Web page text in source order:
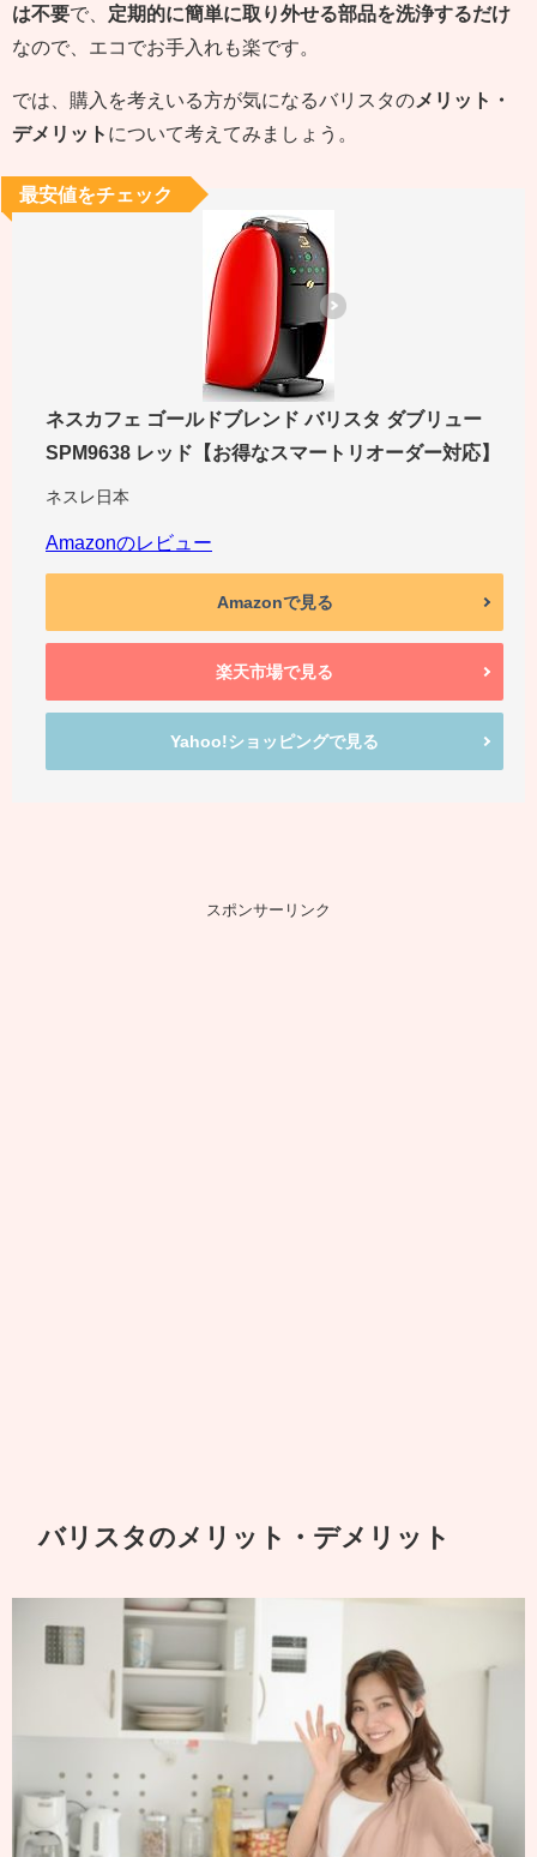
は不要で、 定期的に簡単に取り外せる部品を洗浄するだけ
なので、エコでお手入れも楽です。
では、購入を考えいる方が気になるバリスタの メリット・
デメリット について考えてみましょう。
ネスカフェ ゴールドブレンド バリスタ ダブリュー
SPM9638 レッド【お得なスマートリオーダー対応】
ネスレ日本
Amazonのレビュー
Amazonで見る
楽天市場で見る
Yahoo!ショッピングで見る
最安値をチェック
スポンサーリンク
バリスタのメリット・デメリット